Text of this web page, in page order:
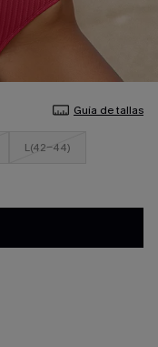
Guía de tallas
L(42-44)